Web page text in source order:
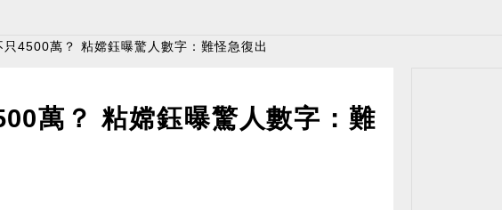
4500萬？ 粘嫦鈺曝驚人數字：難怪急復出
萬？ 粘嫦鈺曝驚人數字：難